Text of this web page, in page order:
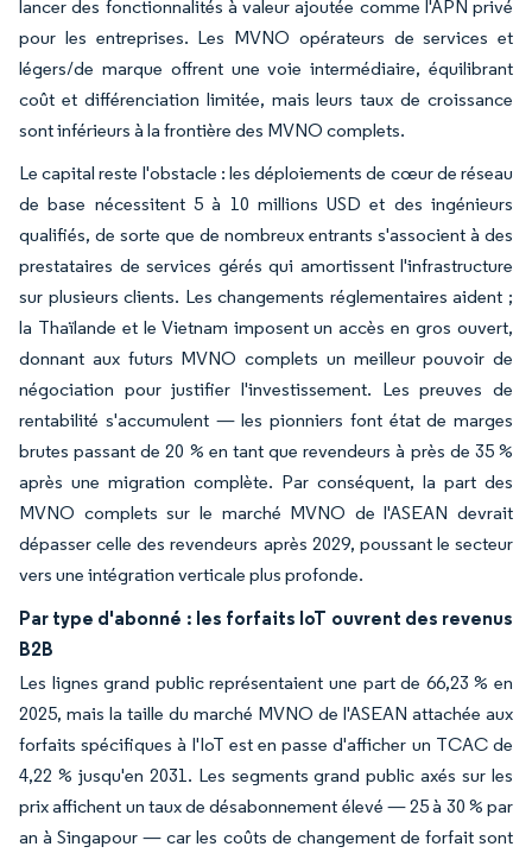
lancer des fonctionnalités à valeur ajoutée comme l'APN privé
pour les entreprises. Les MVNO opérateurs de services et
légers/de marque offrent une voie intermédiaire, équilibrant
coût et différenciation limitée, mais leurs taux de croissance
sont inférieurs à la frontière des MVNO complets.
Le capital reste l'obstacle : les déploiements de cœur de réseau
de base nécessitent 5 à 10 millions USD et des ingénieurs
qualifiés, de sorte que de nombreux entrants s'associent à des
prestataires de services gérés qui amortissent l'infrastructure
sur plusieurs clients. Les changements réglementaires aident ;
la Thaïlande et le Vietnam imposent un accès en gros ouvert,
donnant aux futurs MVNO complets un meilleur pouvoir de
négociation pour justifier l'investissement. Les preuves de
rentabilité s'accumulent — les pionniers font état de marges
brutes passant de 20 % en tant que revendeurs à près de 35 %
après une migration complète. Par conséquent, la part des
MVNO complets sur le marché MVNO de l'ASEAN devrait
dépasser celle des revendeurs après 2029, poussant le secteur
vers une intégration verticale plus profonde.
Par type d'abonné : les forfaits IoT ouvrent des revenus
B2B
Les lignes grand public représentaient une part de 66,23 % en
2025, mais la taille du marché MVNO de l'ASEAN attachée aux
forfaits spécifiques à l'IoT est en passe d'afficher un TCAC de
4,22 % jusqu'en 2031. Les segments grand public axés sur les
prix affichent un taux de désabonnement élevé — 25 à 30 % par
an à Singapour — car les coûts de changement de forfait sont